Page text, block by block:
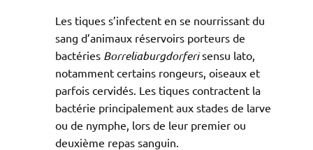
Les tiques s’infectent en se nourrissant du
sang d’animaux réservoirs porteurs de
bactéries Borreliaburgdorferisensu lato,
notamment certains rongeurs, oiseaux et
parfois cervidés. Les tiques contractent la
bactérie principalement aux stades de larve
ou de nymphe, lors de leur premier ou
deuxième repas sanguin.